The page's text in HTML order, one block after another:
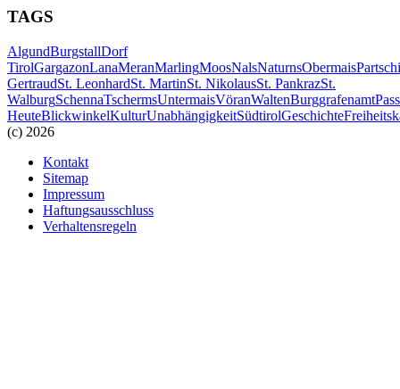
TAGS
AlgundBurgstallDorf
TirolGargazonLanaMeranMarlingMoosNalsNaturnsObermais
GertraudSt. LeonhardSt. MartinSt. NikolausSt. PankrazSt.
WalburgSchennaTschermsUntermaisVöranWaltenBurggrafenamt
HeuteBlickwinkelKulturUnabhängigkeitSüdtirolGeschichte
(c) 2026
Kontakt
Sitemap
Impressum
Haftungsausschluss
Verhaltensregeln